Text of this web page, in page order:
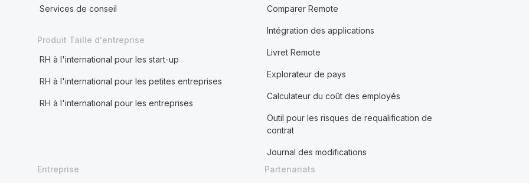
Services de conseil
Produit Taille d'entreprise
RH à l'international pour les start-up
RH à l'international pour les petites entreprises
RH à l'international pour les entreprises
Comparer Remote
Intégration des applications
Livret Remote
Explorateur de pays
Calculateur du coût des employés
Outil pour les risques de requalification de
contrat
Journal des modifications
Entreprise
Partenariats